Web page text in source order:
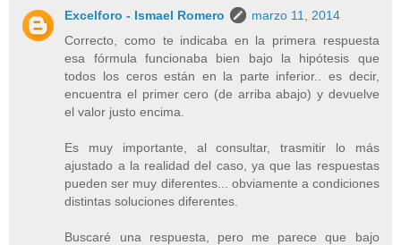
Excelforo - Ismael Romero
marzo 11, 2014
Correcto, como te indicaba en la primera respuesta
esa fórmula funcionaba bien bajo la hipótesis que
todos los ceros están en la parte inferior.. es decir,
encuentra el primer cero (de arriba abajo) y devuelve
el valor justo encima.
Es muy importante, al consultar, trasmitir lo más
ajustado a la realidad del caso, ya que las respuestas
pueden ser muy diferentes... obviamente a condiciones
distintas soluciones diferentes.
Buscaré una respuesta, pero me parece que bajo